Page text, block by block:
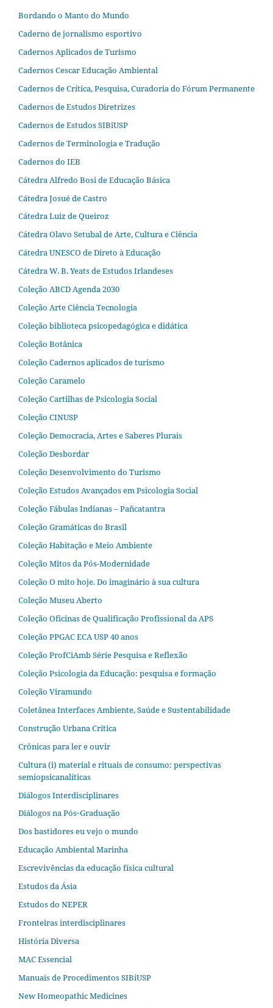
Bordando o Manto do Mundo
Caderno de jornalismo esportivo
Cadernos Aplicados de Turismo
Cadernos Cescar Educação Ambiental
Cadernos de Crítica, Pesquisa, Curadoria do Fórum Permanente
Cadernos de Estudos Diretrizes
Cadernos de Estudos SIBiUSP
Cadernos de Terminologia e Tradução
Cadernos do IEB
Cátedra Alfredo Bosi de Educação Básica
Cátedra Josué de Castro
Cátedra Luiz de Queiroz
Cátedra Olavo Setubal de Arte, Cultura e Ciência
Cátedra UNESCO de Direto à Educação
Cátedra W. B. Yeats de Estudos Irlandeses
Coleção ABCD Agenda 2030
Coleção Arte Ciência Tecnologia
Coleção biblioteca psicopedagógica e didática
Coleção Botânica
Coleção Cadernos aplicados de turismo
Coleção Caramelo
Coleção Cartilhas de Psicologia Social
Coleção CINUSP
Coleção Democracia, Artes e Saberes Plurais
Coleção Desbordar
Coleção Desenvolvimento do Turismo
Coleção Estudos Avançados em Psicologia Social
Coleção Fábulas Indianas – Pañcatantra
Coleção Gramáticas do Brasil
Coleção Habitação e Meio Ambiente
Coleção Mitos da Pós-Modernidade
Coleção O mito hoje. Do imaginário à sua cultura
Coleção Museu Aberto
Coleção Oficinas de Qualificação Profissional da APS
Coleção PPGAC ECA USP 40 anos
Coleção ProfCiAmb Série Pesquisa e Reflexão
Coleção Psicologia da Educação: pesquisa e formação
Coleção Viramundo
Coletânea Interfaces Ambiente, Saúde e Sustentabilidade
Construção Urbana Crítica
Crônicas para ler e ouvir
Cultura (i) material e rituais de consumo: perspectivas
semiopsicanalíticas
Diálogos Interdisciplinares
Diálogos na Pós‐Graduação
Dos bastidores eu vejo o mundo
Educação Ambiental Marinha
Escrevivências da educação física cultural
Estudos da Ásia​
Estudos do NEPER
Fronteiras interdisciplinares
História Diversa
MAC Essencial
Manuais de Procedimentos SIBiUSP
New Homeopathic Medicines